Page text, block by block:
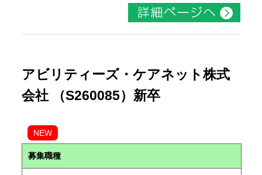
アビリティーズ・ケアネット株式
会社 （S260085）新卒
NEW
募集職種